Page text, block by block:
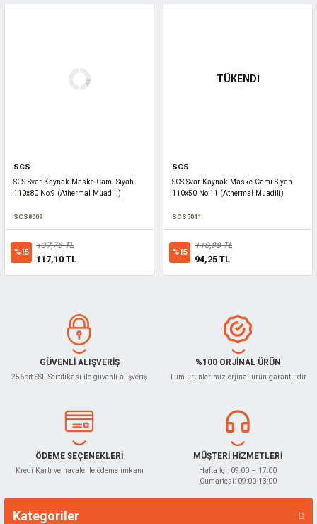
SCS
SCS Svar Kaynak Maske Camı Siyah
110x80 No:9 (Athermal Muadili)
SCS8009
%15
137,76 TL
117,10 TL
TÜKENDİ
SCS
SCS Svar Kaynak Maske Camı Siyah
110x50 No:11 (Athermal Muadili)
SCS5011
%15
110,88 TL
94,25 TL
GÜVENLİ ALIŞVERİŞ
256bit SSL Sertifikası ile güvenli alışveriş
%100 ORJİNAL ÜRÜN
Tüm ürünlerimiz orjinal ürün garantilidir
ÖDEME SEÇENEKLERİ
Kredi Kartı ve havale ile ödeme imkanı
MÜŞTERİ HİZMETLERİ
Hafta İçi: 09:00 – 17:00
Cumartesi: 09:00-13:00
Kategoriler
Markalar